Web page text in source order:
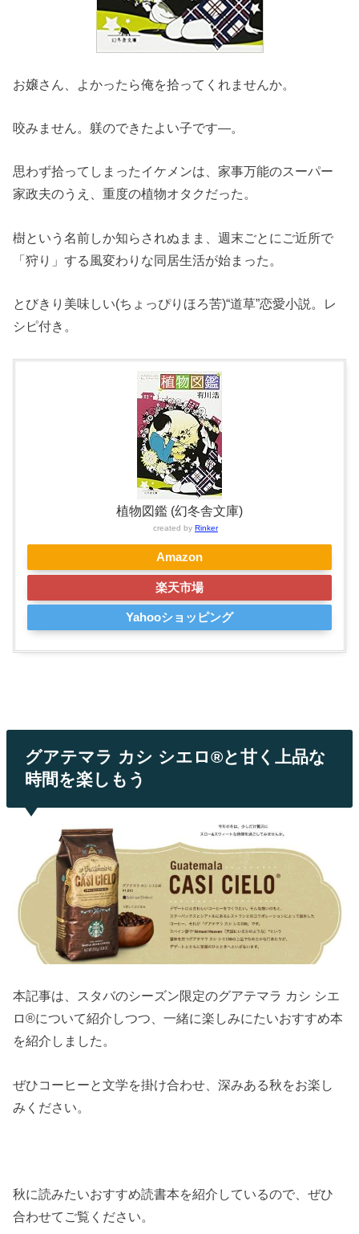
お嬢さん、よかったら俺を拾ってくれませんか。
咬みません。躾のできたよい子です―。
思わず拾ってしまったイケメンは、家事万能のスーパー
家政夫のうえ、重度の植物オタクだった。
樹という名前しか知らされぬまま、週末ごとにご近所で
「狩り」する風変わりな同居生活が始まった。
とびきり美味しい(ちょっぴりほろ苦)“道草”恋愛小説。レ
シピ付き。
植物図鑑 (幻冬舎文庫)
created by Rinker
Amazon
楽天市場
Yahooショッピング
グアテマラ カシ シエロ®と甘く上品な
時間を楽しもう
本記事は、スタバのシーズン限定のグアテマラ カシ シエ
ロ®について紹介しつつ、一緒に楽しみにたいおすすめ本
を紹介しました。
ぜひコーヒーと文学を掛け合わせ、深みある秋をお楽し
みください。
秋に読みたいおすすめ読書本を紹介しているので、ぜひ
合わせてご覧ください。